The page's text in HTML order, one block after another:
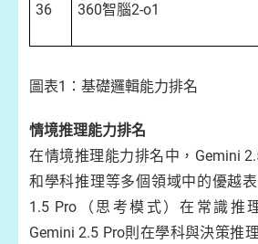
36 360智腦2-o1
圖表1：基礎邏輯能力排名
情境推理能力排名
在情境推理能力排名中，Gemini
和學科推理等多個領域中的優越
1.5 Pro（思考模式）在常識推
Gemini 2.5 Pro則在學科與決策推